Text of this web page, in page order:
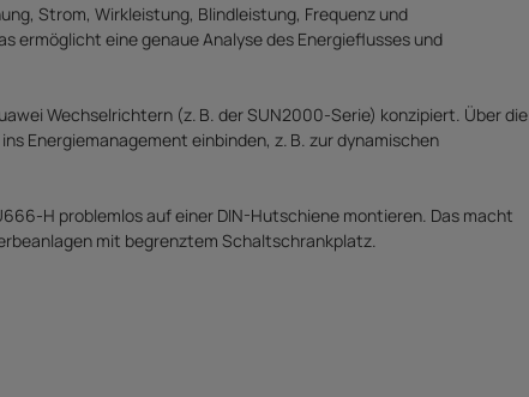
Strom, Wirkleistung, Blindleistung, Frequenz und
ermöglicht eine genaue Analyse des Energieflusses und
Wechselrichtern (z. B. der SUN2000-Serie) konzipiert. Über die
Energiemanagement einbinden, z. B. zur dynamischen
H problemlos auf einer DIN-Hutschiene montieren. Das macht
mit begrenztem Schaltschrankplatz.